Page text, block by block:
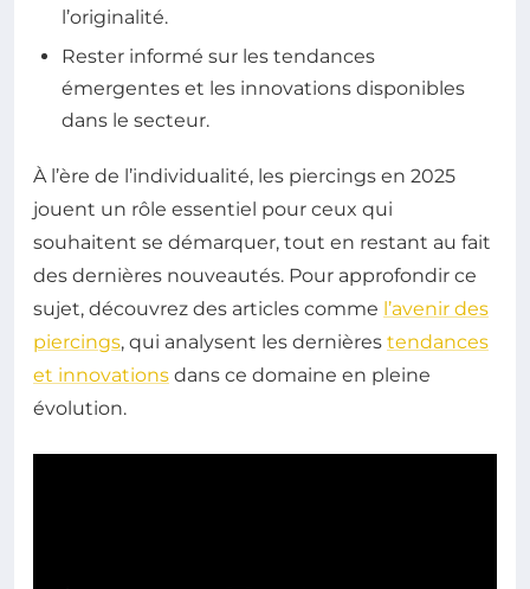
l’originalité.
Rester informé sur les tendances
émergentes et les innovations disponibles
dans le secteur.
À l’ère de l’individualité, les piercings en 2025
jouent un rôle essentiel pour ceux qui
souhaitent se démarquer, tout en restant au fait
des dernières nouveautés. Pour approfondir ce
sujet, découvrez des articles comme l’avenir des
piercings, qui analysent les dernières tendances
et innovations dans ce domaine en pleine
évolution.